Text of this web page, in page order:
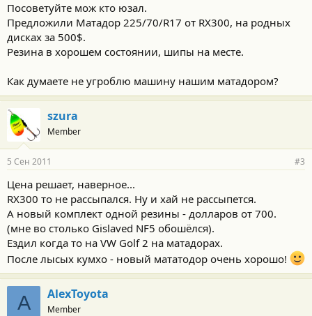
Посоветуйте мож кто юзал.
Предложили Матадор 225/70/R17 от RX300, на родных
дисках за 500$.
Резина в хорошем состоянии, шипы на месте.
Как думаете не угроблю машину нашим матадором?
szura
Member
5 Сен 2011 #3
Цена решает, наверное...
RX300 то не рассыпался. Ну и хай не рассыпется.
А новый комплект одной резины - долларов от 700.
(мне во столько Gislaved NF5 обошёлся).
Ездил когда то на VW Golf 2 на матадорах.
После лысых кумхо - новый мататодор очень хорошо!
A AlexToyota
Member